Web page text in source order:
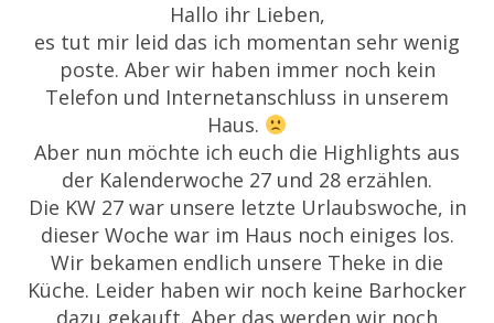
Hallo ihr Lieben,
es tut mir leid das ich momentan sehr wenig
poste. Aber wir haben immer noch kein
Telefon und Internetanschluss in unserem
Haus.
Aber nun möchte ich euch die Highlights aus
der Kalenderwoche 27 und 28 erzählen.
Die KW 27 war unsere letzte Urlaubswoche, in
dieser Woche war im Haus noch einiges los.
Wir bekamen endlich unsere Theke in die
Küche. Leider haben wir noch keine Barhocker
dazu gekauft. Aber das werden wir noch